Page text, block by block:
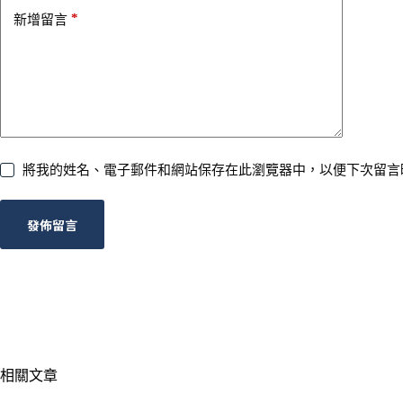
新增留言 *
將我的姓名、電子郵件和網站保存在此瀏覽器中，以便下次留
發佈留言
相關文章